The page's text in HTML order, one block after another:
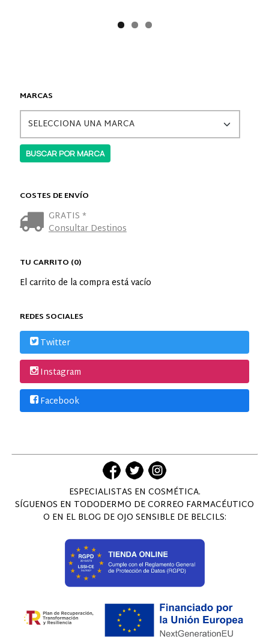
MARCAS
COSTES DE ENVÍO
GRATIS *
Consultar Destinos
TU CARRITO (0)
El carrito de la compra está vacío
REDES SOCIALES
Twitter
Instagram
Facebook
ESPECIALISTAS EN COSMÉTICA.
SÍGUENOS EN TODODERMO DE CORREO FARMACÉUTICO
O EN EL BLOG DE OJO SENSIBLE DE BELCILS: